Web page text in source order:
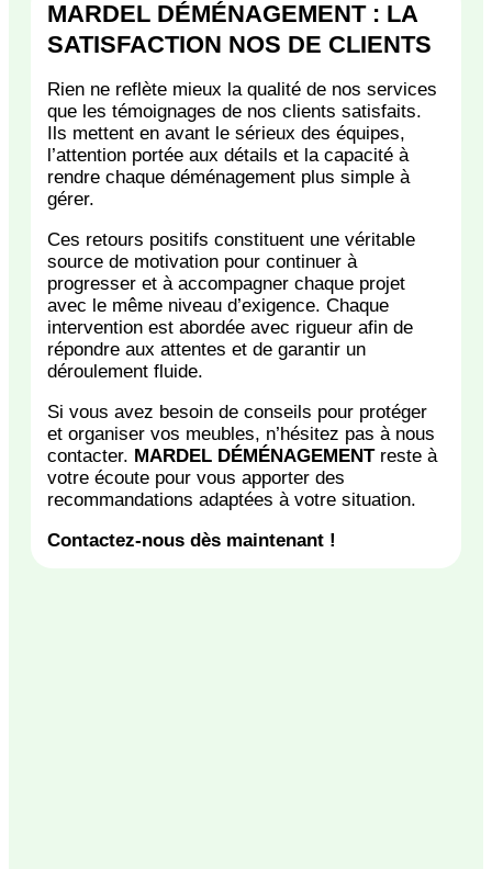
MARDEL DÉMÉNAGEMENT : LA
SATISFACTION NOS DE CLIENTS
Rien ne reflète mieux la qualité de nos services
que les témoignages de nos clients satisfaits.
Ils mettent en avant le sérieux des équipes,
l’attention portée aux détails et la capacité à
rendre chaque déménagement plus simple à
gérer.
Ces retours positifs constituent une véritable
source de motivation pour continuer à
progresser et à accompagner chaque projet
avec le même niveau d’exigence. Chaque
intervention est abordée avec rigueur afin de
répondre aux attentes et de garantir un
déroulement fluide.
Si vous avez besoin de conseils pour protéger
et organiser vos meubles, n’hésitez pas à nous
contacter. MARDEL DÉMÉNAGEMENT reste à
votre écoute pour vous apporter des
recommandations adaptées à votre situation.
Contactez-nous dès maintenant !